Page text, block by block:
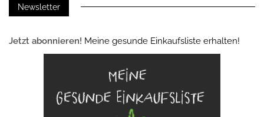
Newsletter
Jetzt abonnieren! Meine gesunde Einkaufsliste erhalten!